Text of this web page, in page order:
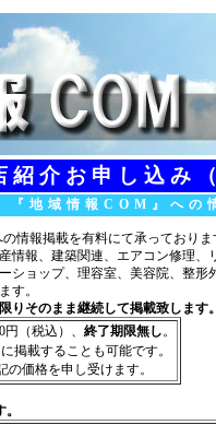
紹介お申し込み
『地域情報COM』への
情報掲載を有料にて承っておりま
報、建築関連、エアコン修理
ショップ、理容室、美容院、整
す。
りそのまま継続して掲載致します
（税込）、 終了期限無し。
掲載することも可能です。
価格を申し受けます。